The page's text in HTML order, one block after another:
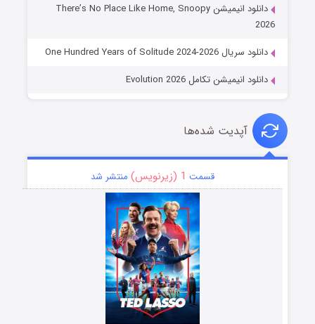
دانلود انیمیشن There’s No Place Like Home, Snoopy
2026
دانلود سریال One Hundred Years of Solitude 2024-2026
دانلود انیمیشن تکامل Evolution 2026
آپدیت شده‌ها
قسمت 1 (زیرنویس) منتشر شد